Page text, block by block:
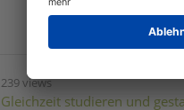
239 views
Gleichzeit studieren und